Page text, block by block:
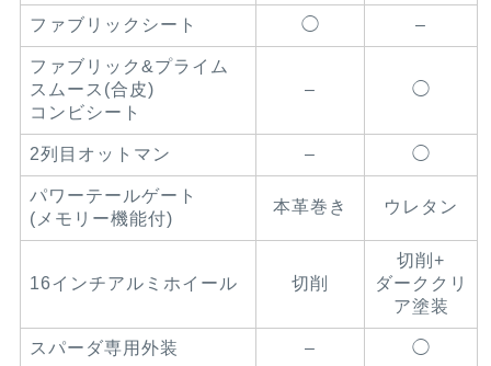
ファブリックシート ◯ –
ファブリック&プライム
スムース(合皮)
コンビシート
– ◯
2列目オットマン – ◯
パワーテールゲート
(メモリー機能付)
本革巻き ウレタン
16インチアルミホイール 切削
切削+
ダーククリ
ア塗装
スパーダ専用外装 – ◯